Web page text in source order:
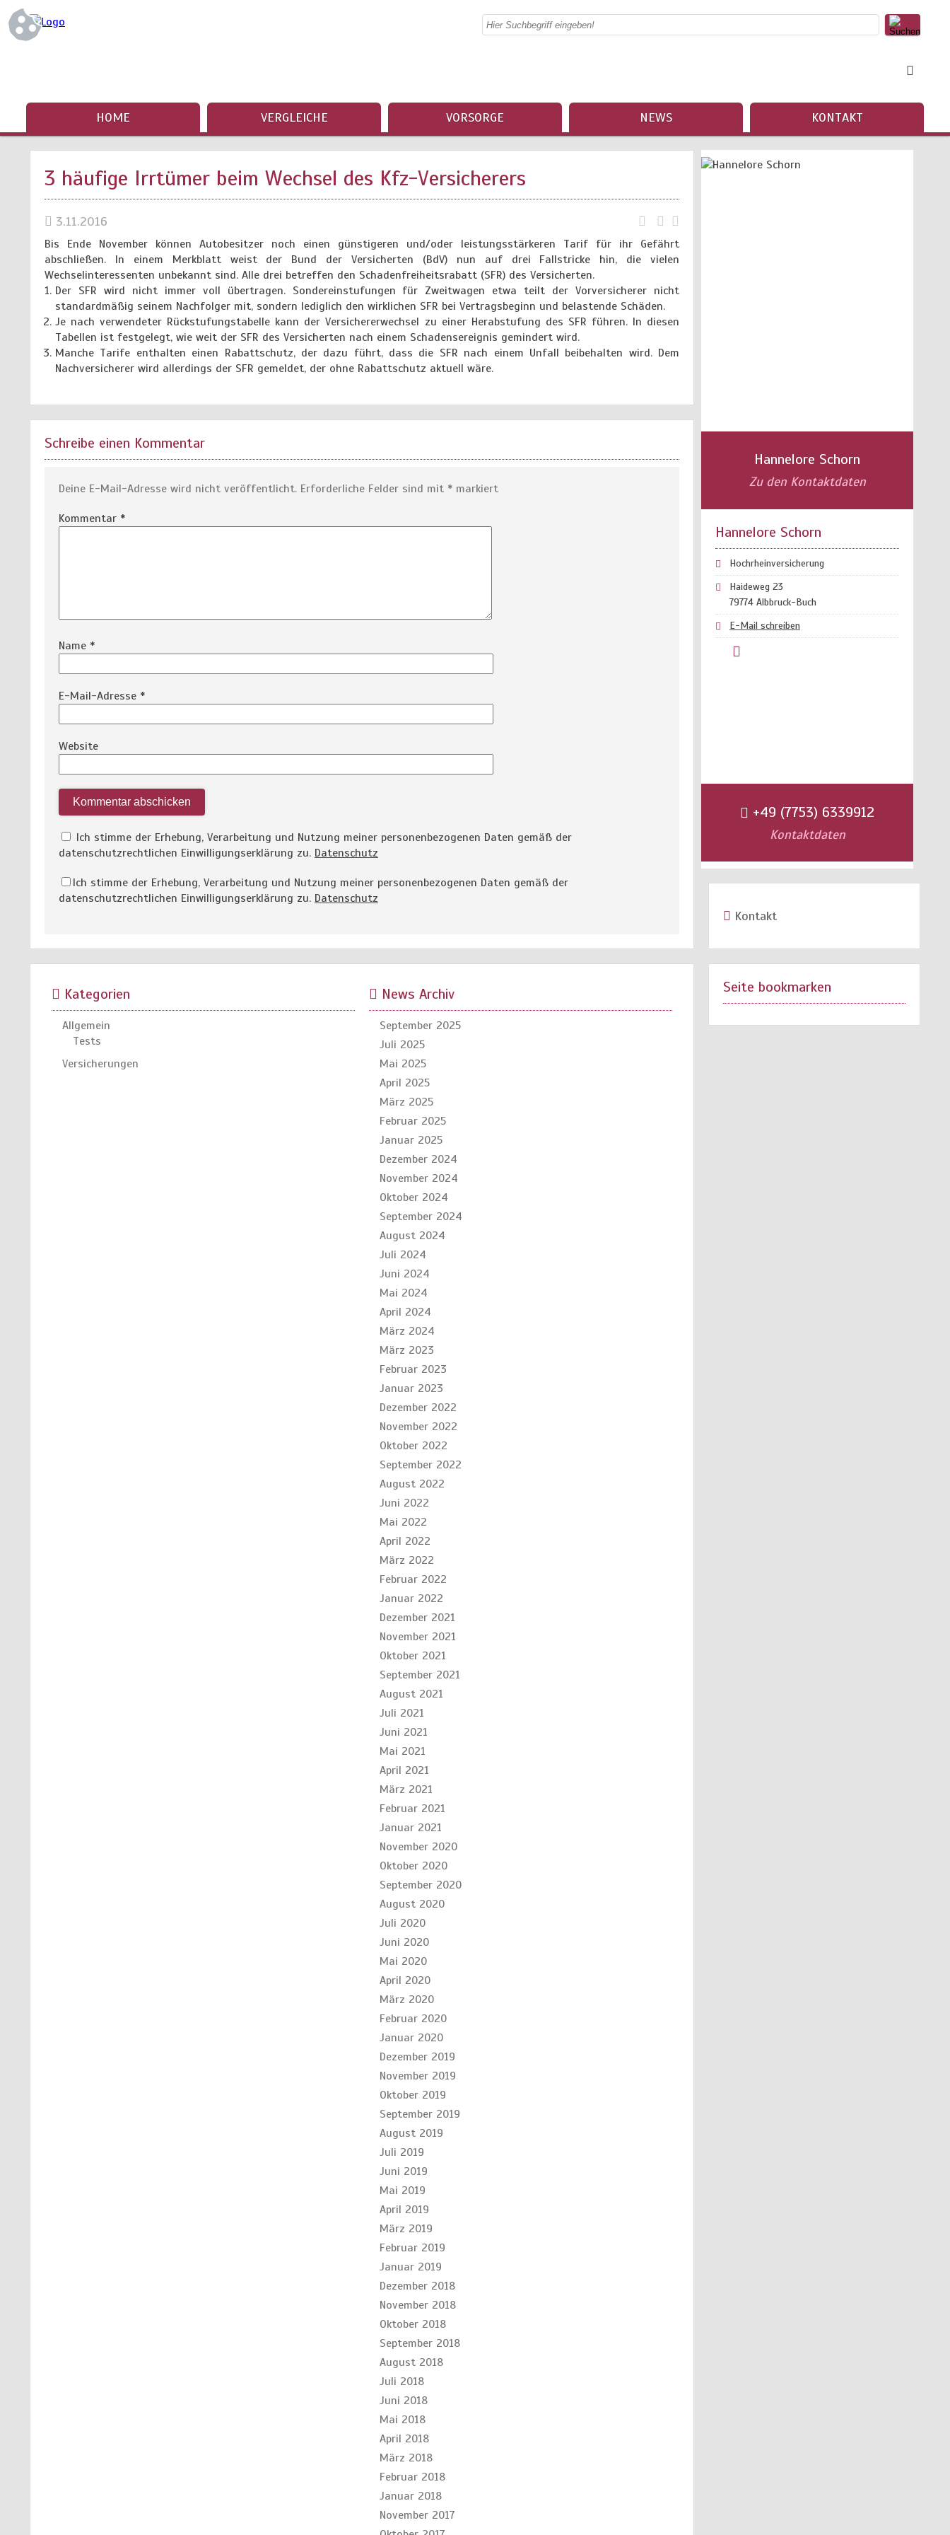
HOME VERGLEICHE VORSORGE NEWS KONTAKT
Hannelore Schorn
Zu den Kontaktdaten
Hannelore Schorn
Hochrheinversicherung
Haideweg 23
79774 Albbruck-Buch
E-Mail schreiben
+49 (7753) 6339912
Kontaktdaten
Kontakt
Seite bookmarken
3 häufige Irrtümer beim Wechsel des Kfz-Versicherers
3.11.2016
Bis Ende November können Autobesitzer noch einen günstigeren und/oder leistungsstärkeren Tarif für ihr Gefährt
abschließen. In einem Merkblatt weist der Bund der Versicherten (BdV) nun auf drei Fallstricke hin, die vielen
Wechselinteressenten unbekannt sind. Alle drei betreffen den Schadenfreiheitsrabatt (SFR) des Versicherten.
Der SFR wird nicht immer voll übertragen. Sondereinstufungen für Zweitwagen etwa teilt der Vorversicherer nicht
standardmäßig seinem Nachfolger mit, sondern lediglich den wirklichen SFR bei Vertragsbeginn und belastende Schäden.
Je nach verwendeter Rückstufungstabelle kann der Versichererwechsel zu einer Herabstufung des SFR führen. In diesen
Tabellen ist festgelegt, wie weit der SFR des Versicherten nach einem Schadensereignis gemindert wird.
Manche Tarife enthalten einen Rabattschutz, der dazu führt, dass die SFR nach einem Unfall beibehalten wird. Dem
Nachversicherer wird allerdings der SFR gemeldet, der ohne Rabattschutz aktuell wäre.
Schreibe einen Kommentar
Deine E-Mail-Adresse wird nicht veröffentlicht. Erforderliche Felder sind mit * markiert
Kommentar *
Name *
E-Mail-Adresse *
Website
Ich stimme der Erhebung, Verarbeitung und Nutzung meiner personenbezogenen Daten gemäß der
datenschutzrechtlichen Einwilligungserklärung zu. Datenschutz
Ich stimme der Erhebung, Verarbeitung und Nutzung meiner personenbezogenen Daten gemäß der
datenschutzrechtlichen Einwilligungserklärung zu. Datenschutz
Kategorien
Allgemein
Tests
Versicherungen
News Archiv
September 2025
Juli 2025
Mai 2025
April 2025
März 2025
Februar 2025
Januar 2025
Dezember 2024
November 2024
Oktober 2024
September 2024
August 2024
Juli 2024
Juni 2024
Mai 2024
April 2024
März 2024
März 2023
Februar 2023
Januar 2023
Dezember 2022
November 2022
Oktober 2022
September 2022
August 2022
Juni 2022
Mai 2022
April 2022
März 2022
Februar 2022
Januar 2022
Dezember 2021
November 2021
Oktober 2021
September 2021
August 2021
Juli 2021
Juni 2021
Mai 2021
April 2021
März 2021
Februar 2021
Januar 2021
November 2020
Oktober 2020
September 2020
August 2020
Juli 2020
Juni 2020
Mai 2020
April 2020
März 2020
Februar 2020
Januar 2020
Dezember 2019
November 2019
Oktober 2019
September 2019
August 2019
Juli 2019
Juni 2019
Mai 2019
April 2019
März 2019
Februar 2019
Januar 2019
Dezember 2018
November 2018
Oktober 2018
September 2018
August 2018
Juli 2018
Juni 2018
Mai 2018
April 2018
März 2018
Februar 2018
Januar 2018
November 2017